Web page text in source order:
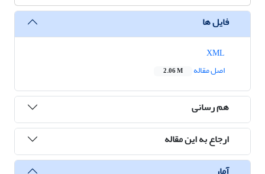
فایل ها
اصل مقاله
2.06 M
هم رسانی
ارجاع به این مقاله